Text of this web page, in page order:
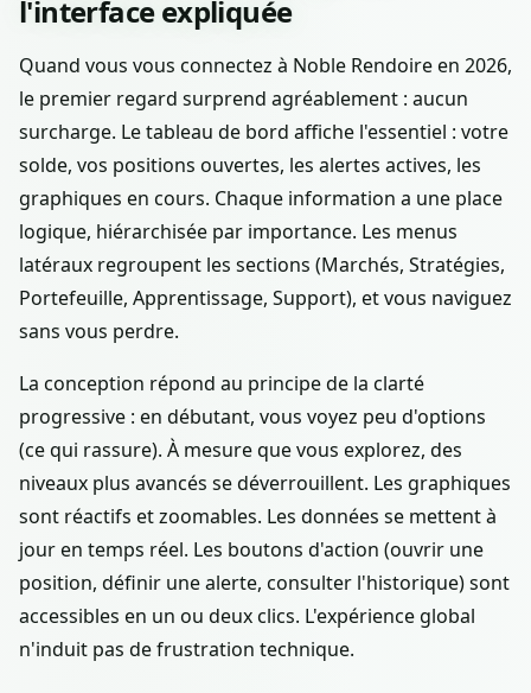
l'interface expliquée
Quand vous vous connectez à Noble Rendoire en 2026,
le premier regard surprend agréablement : aucun
surcharge. Le tableau de bord affiche l'essentiel : votre
solde, vos positions ouvertes, les alertes actives, les
graphiques en cours. Chaque information a une place
logique, hiérarchisée par importance. Les menus
latéraux regroupent les sections (Marchés, Stratégies,
Portefeuille, Apprentissage, Support), et vous naviguez
sans vous perdre.
La conception répond au principe de la clarté
progressive : en débutant, vous voyez peu d'options
(ce qui rassure). À mesure que vous explorez, des
niveaux plus avancés se déverrouillent. Les graphiques
sont réactifs et zoomables. Les données se mettent à
jour en temps réel. Les boutons d'action (ouvrir une
position, définir une alerte, consulter l'historique) sont
accessibles en un ou deux clics. L'expérience global
n'induit pas de frustration technique.